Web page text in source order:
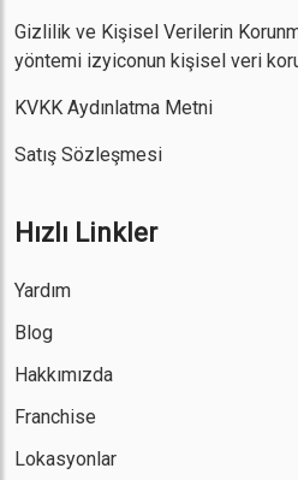
Gizlilik ve Kişisel Verilerin
yöntemi izyiconun kişisel veri
KVKK Aydınlatma Metni
Satış Sözleşmesi
Hızlı Linkler
Yardım
Blog
Hakkımızda
Franchise
Lokasyonlar